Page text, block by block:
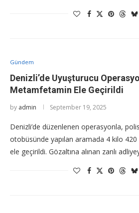
Gündem
Denizli’de Uyuşturucu
Metamfetamin Ele Geçirildi
by admin September 19, 2025
Denizli’de düzenlenen operasyonla,
otobüsünde yapılan aramada 4 kilo
ele geçirildi. Gözaltına alınan zanlı